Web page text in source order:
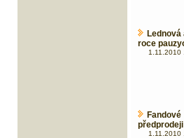
roce
1.11.2010
1.11.2010